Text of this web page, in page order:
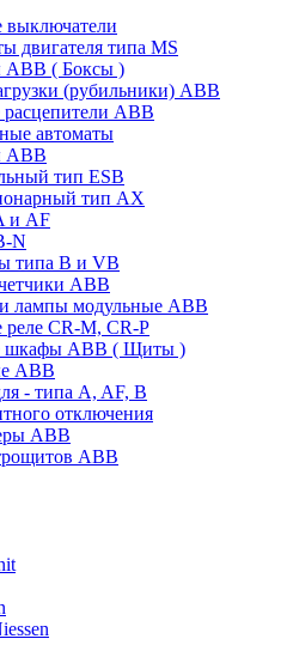
выключатели
двигателя типа MS
( Боксы )
(рубильники) ABB
ABB
автоматы
ABB
тип ESB
тип AX
и AF
N
типа B и VB
ABB
лампы модульные ABB
CR-M, CR-P
шкафы ABB ( Щиты )
ABB
- типа A, AF, B
отключения
ABB
АВВ